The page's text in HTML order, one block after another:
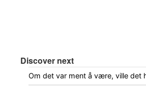
Discover next
Om det var ment å være, ville det